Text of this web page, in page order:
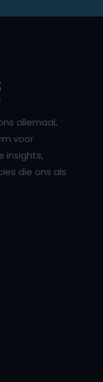
allemaal,
voor
insights,
die ons als